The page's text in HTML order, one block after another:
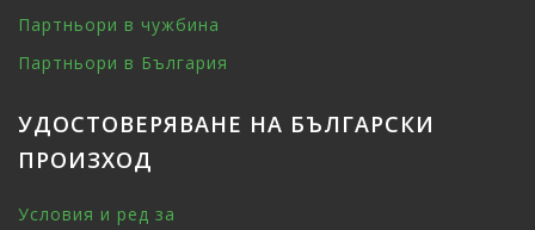
Партньори в чужбина
Партньори в България
УДОСТОВЕРЯВАНЕ НА БЪЛГАРСКИ
ПРОИЗХОД
Условия и ред за